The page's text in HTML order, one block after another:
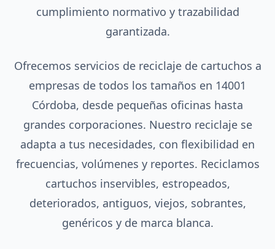
cumplimiento normativo y trazabilidad
garantizada.
Ofrecemos servicios de reciclaje de cartuchos a
empresas de todos los tamaños en 14001
Córdoba, desde pequeñas oficinas hasta
grandes corporaciones. Nuestro reciclaje se
adapta a tus necesidades, con flexibilidad en
frecuencias, volúmenes y reportes. Reciclamos
cartuchos inservibles, estropeados,
deteriorados, antiguos, viejos, sobrantes,
genéricos y de marca blanca.